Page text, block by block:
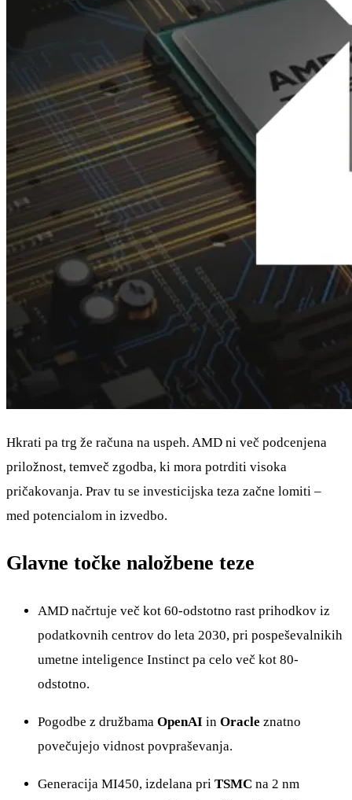
Hkrati pa trg že računa na uspeh. AMD ni več podcenjena
priložnost, temveč zgodba, ki mora potrditi visoka
pričakovanja. Prav tu se investicijska teza začne lomiti –
med potencialom in izvedbo.
Glavne točke naložbene teze
AMD načrtuje več kot 60-odstotno rast prihodkov iz
podatkovnih centrov do leta 2030, pri pospeševalnikih
umetne inteligence Instinct pa celo več kot 80-
odstotno.
Pogodbe z družbama OpenAI in Oracle znatno
povečujejo vidnost povpraševanja.
Generacija MI450, izdelana pri TSMC na 2 nm